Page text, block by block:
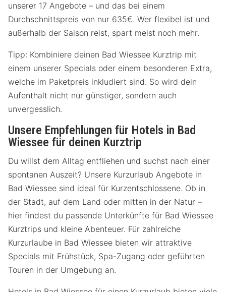
unserer 17 Angebote – und das bei einem
Durchschnittspreis von nur 635€. Wer flexibel ist und
außerhalb der Saison reist, spart meist noch mehr.
Tipp: Kombiniere deinen Bad Wiessee Kurztrip mit
einem unserer Specials oder einem besonderen Extra,
welche im Paketpreis inkludiert sind. So wird dein
Aufenthalt nicht nur günstiger, sondern auch
unvergesslich.
Unsere Empfehlungen für Hotels in Bad
Wiessee für deinen Kurztrip
Du willst dem Alltag entfliehen und suchst nach einer
spontanen Auszeit? Unsere Kurzurlaub Angebote in
Bad Wiessee sind ideal für Kurzentschlossene. Ob in
der Stadt, auf dem Land oder mitten in der Natur –
hier findest du passende Unterkünfte für Bad Wiessee
Kurztrips und kleine Abenteuer. Für zahlreiche
Kurzurlaube in Bad Wiessee bieten wir attraktive
Specials mit Frühstück, Spa-Zugang oder geführten
Touren in der Umgebung an.